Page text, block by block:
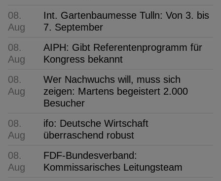
08.
Aug
Int. Gartenbaumesse Tulln: Von 3. bis
7. September
08.
Aug
AIPH: Gibt Referentenprogramm für
Kongress bekannt
08.
Aug
Wer Nachwuchs will, muss sich
zeigen: Martens begeistert 2.000
Besucher
08.
Aug
ifo: Deutsche Wirtschaft
überraschend robust
08.
Aug
FDF-Bundesverband:
Kommissarisches Leitungsteam